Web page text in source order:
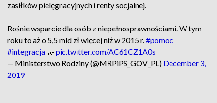
zasiłków pielęgnacyjnych i renty socjalnej.
Rośnie wsparcie dla osób z niepełnosprawnościami. W tym
roku to aż o 5,5 mld zł więcej niż w 2015 r.#pomoc
#integracja 🤝 pic.twitter.com/AC61CZ1A0s
— Ministerstwo Rodziny (@MRPiPS_GOV_PL) December 3,
2019